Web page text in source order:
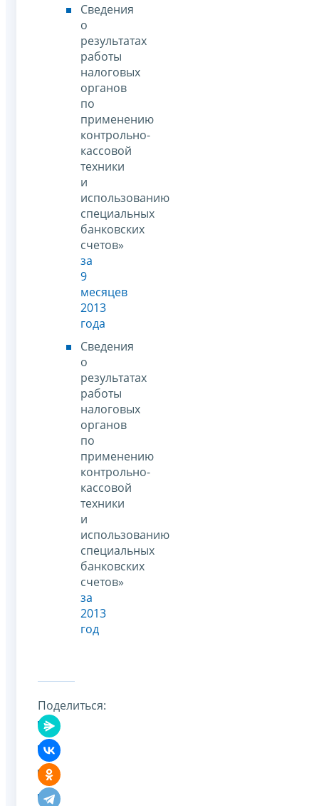
Сведения
о
результатах
работы
налоговых
органов
по
применению
контрольно-
кассовой
техники
и
использованию
специальных
банковских
счетов»
за
9
месяцев
2013
года
Сведения
о
результатах
работы
налоговых
органов
по
применению
контрольно-
кассовой
техники
и
использованию
специальных
банковских
счетов»
за
2013
год
Поделиться: